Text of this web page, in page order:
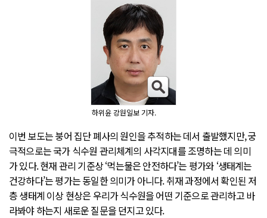
하위윤 강원일보 기자.
이번 보도는 붕어 집단 폐사의 원인을 추적하는 데서 출발했지만, 궁
극적으로는 국가 식수원 관리체계의 사각지대를 조명하는 데 의미
가 있다. 현재 관리 기준상 ‘먹는물은 안전하다’는 평가와 ‘생태계는
건강하다’는 평가는 동일한 의미가 아니다. 취재 과정에서 확인된 저
층 생태계 이상 현상은 우리가 식수원을 어떤 기준으로 관리하고 바
라봐야 하는지 새로운 질문을 던지고 있다.